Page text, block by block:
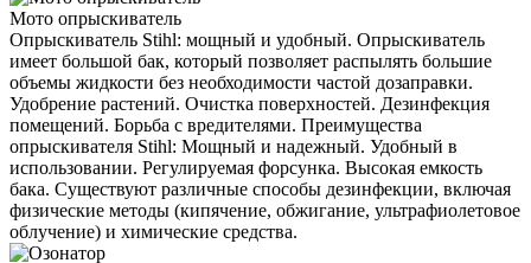
Мото опрыскиватель
Опрыскиватель Stihl: мощный и удобный. Опрыскиватель
имеет большой бак, который позволяет распылять большие
объемы жидкости без необходимости частой дозаправки.
Удобрение растений. Очистка поверхностей. Дезинфекция
помещений. Борьба с вредителями. Преимущества
опрыскивателя Stihl: Мощный и надежный. Удобный в
использовании. Регулируемая форсунка. Высокая емкость
бака. Существуют различные способы дезинфекции, включая
физические методы (кипячение, обжигание, ультрафиолетовое
облучение) и химические средства.